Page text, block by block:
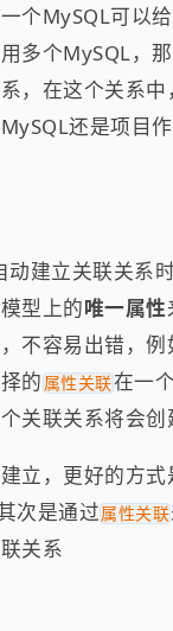
个MySQL可以
多个MySQL，
，在这个关系
还是项目
动建立关联关系
型上的唯一属性
不容易出错，
的 属性关联在一
关联关系将会创
立，更好的方
次是通过属性关联
关系